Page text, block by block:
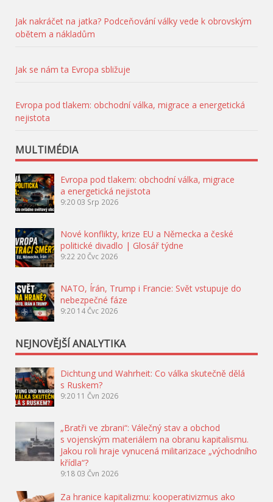
Jak nakráčet na jatka? Podceňování války vede k obrovským
obětem a nákladům
Jak se nám ta Evropa sbližuje
Evropa pod tlakem: obchodní válka, migrace a energetická
nejistota
MULTIMÉDIA
Evropa pod tlakem: obchodní válka, migrace
a energetická nejistota
9:20 03 Srp 2026
Nové konflikty, krize EU a Německa a české
politické divadlo | Glosář týdne
9:22 20 Čvc 2026
NATO, Írán, Trump i Francie: Svět vstupuje do
nebezpečné fáze
9:20 14 Čvc 2026
NEJNOVĚJŠÍ ANALYTIKA
Dichtung und Wahrheit: Co válka skutečně dělá
s Ruskem?
9:20 11 Čvn 2026
„Bratři ve zbrani“: Válečný stav a obchod
s vojenským materiálem na obranu kapitalismu.
Jakou roli hraje vynucená militarizace „východního
křídla“?
9:18 03 Čvn 2026
Za hranice kapitalizmu: kooperativizmus ako